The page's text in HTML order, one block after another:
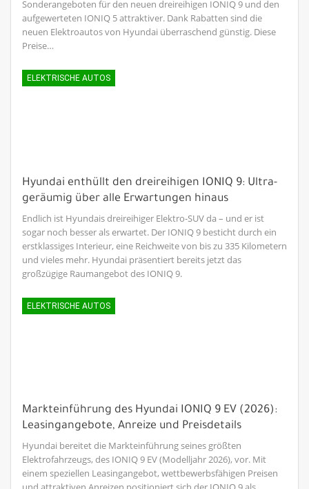
Sonderangeboten für den neuen dreireihigen IONIQ 9 und den
aufgewerteten IONIQ 5 attraktiver. Dank Rabatten sind die
neuen Elektroautos von Hyundai überraschend günstig. Diese
Preise…
ELEKTRISCHE AUTOS
Hyundai enthüllt den dreireihigen IONIQ 9: Ultra-
geräumig über alle Erwartungen hinaus
Endlich ist Hyundais dreireihiger Elektro-SUV da – und er ist
sogar noch besser als erwartet. Der IONIQ 9 besticht durch ein
erstklassiges Interieur, eine Reichweite von bis zu 335 Kilometern
und vieles mehr. Hyundai präsentiert bereits jetzt das
großzügige Raumangebot des IONIQ 9.
ELEKTRISCHE AUTOS
Markteinführung des Hyundai IONIQ 9 EV (2026):
Leasingangebote, Anreize und Preisdetails
Hyundai bereitet die Markteinführung seines größten
Elektrofahrzeugs, des IONIQ 9 EV (Modelljahr 2026), vor. Mit
einem speziellen Leasingangebot, wettbewerbsfähigen Preisen